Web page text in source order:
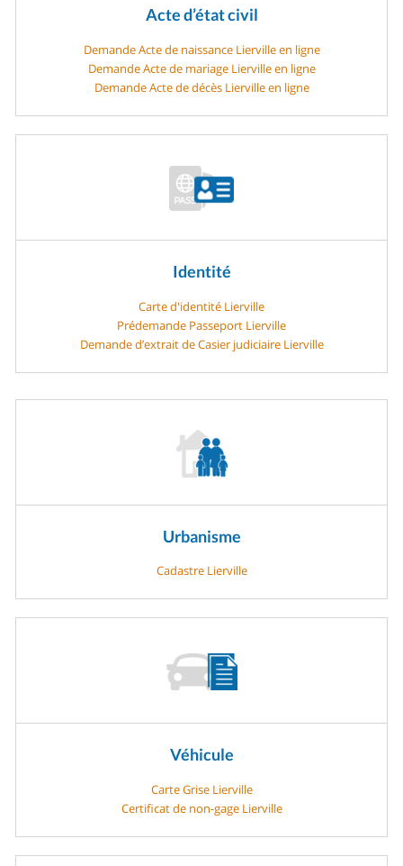
Acte d’état civil
Demande Acte de naissance Lierville en ligne
Demande Acte de mariage Lierville en ligne
Demande Acte de décès Lierville en ligne
Identité
Carte d'identité Lierville
Prédemande Passeport Lierville
Demande d’extrait de Casier judiciaire Lierville
Urbanisme
Cadastre Lierville
Véhicule
Carte Grise Lierville
Certificat de non-gage Lierville